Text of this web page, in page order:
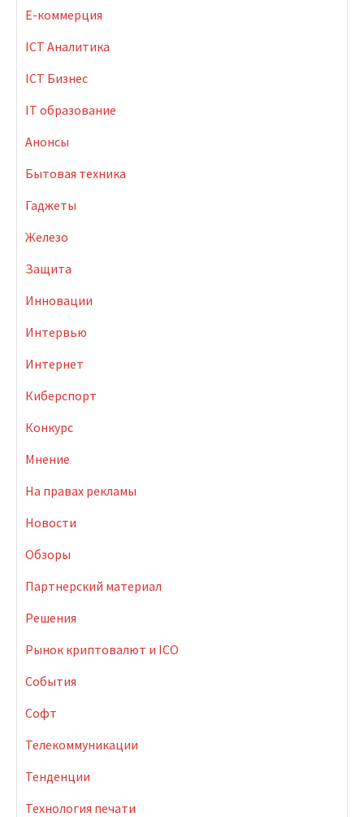
E-коммерция
ICT Аналитика
ICT Бизнес
IT образование
Анонсы
Бытовая техника
Гаджеты
Железо
Защита
Инновации
Интервью
Интернет
Киберспорт
Конкурс
Мнение
На правах рекламы
Новости
Обзоры
Партнерский материал
Решения
Рынок криптовалют и ICO
События
Софт
Телекоммуникации
Тенденции
Технология печати